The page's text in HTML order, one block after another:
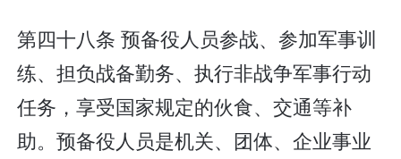
第四十八条 预备役人员参战、参加军事训
练、担负战备勤务、执行非战争军事行动
任务，享受国家规定的伙食、交通等补
助。预备役人员是机关、团体、企业事业